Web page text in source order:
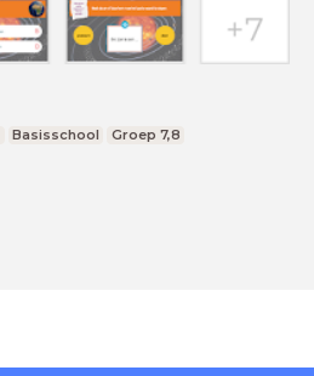
Basisschool Groep 7,8